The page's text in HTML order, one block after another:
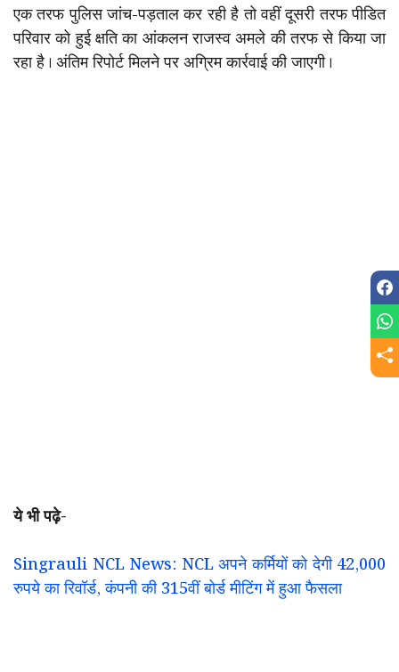
एक तरफ पुलिस जांच-पड़ताल कर रही है तो वहीं दूसरी तरफ पीडित
परिवार को हुई क्षति का आंकलन राजस्व अमले की तरफ से किया जा
रहा है। अंतिम रिपोर्ट मिलने पर अग्रिम कार्रवाई की जाएगी।
ये भी पढ़े-
Singrauli NCL News: NCL अपने कर्मियों को देगी 42,000
रुपये का रिवॉर्ड, कंपनी की 315वीं बोर्ड मीटिंग में हुआ फैसला